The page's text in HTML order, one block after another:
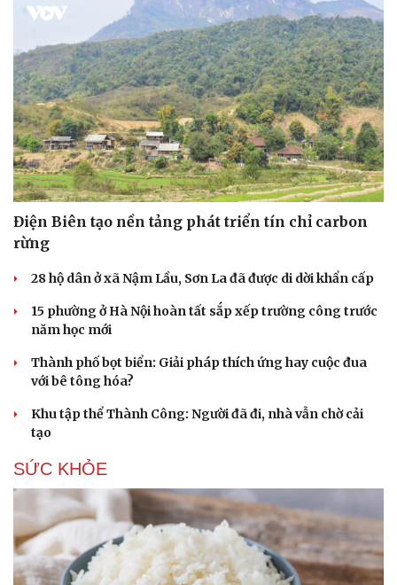
Điện Biên tạo nền tảng phát triển tín chỉ carbon
rừng
28 hộ dân ở xã Nậm Lầu, Sơn La đã được di dời khẩn cấp
15 phường ở Hà Nội hoàn tất sắp xếp trường công trước
năm học mới
Thành phố bọt biển: Giải pháp thích ứng hay cuộc đua
với bê tông hóa?
Khu tập thể Thành Công: Người đã đi, nhà vẫn chờ cải
tạo
SỨC KHỎE